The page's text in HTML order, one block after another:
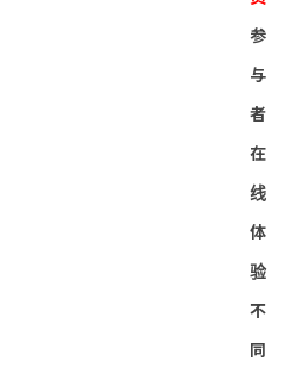
参
与
者
在
线
体
验
不
同